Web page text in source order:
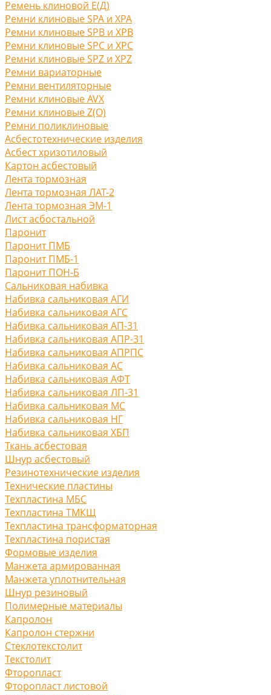
Ремень клиновой Е(Д)
Ремни клиновые SPA и XPA
Ремни клиновые SPB и XPB
Ремни клиновые SPC и XPC
Ремни клиновые SPZ и XPZ
Ремни вариаторные
Ремни вентиляторные
Ремни клиновые AVX
Ремни клиновые Z(O)
Ремни поликлиновые
Асбестотехнические изделия
Асбест хризотиловый
Картон асбестовый
Лента тормозная
Лента тормозная ЛАТ-2
Лента тормозная ЭМ-1
Лист асбостальной
Паронит
Паронит ПМБ
Паронит ПМБ-1
Паронит ПОН-Б
Сальниковая набивка
Набивка сальниковая АГИ
Набивка сальниковая АГС
Набивка сальниковая АП-31
Набивка сальниковая АПР-31
Набивка сальниковая АПРПС
Набивка сальниковая АС
Набивка сальниковая АФТ
Набивка сальниковая ЛП-31
Набивка сальниковая МС
Набивка сальниковая НГ
Набивка сальниковая ХБП
Ткань асбестовая
Шнур асбестовый
Резинотехнические изделия
Технические пластины
Техпластина МБС
Техпластина ТМКЩ
Техпластина трансформаторная
Техпластина пористая
Формовые изделия
Манжета армированная
Манжета уплотнительная
Шнур резиновый
Полимерные материалы
Капролон
Капролон стержни
Стеклотекстолит
Текстолит
Фторопласт
Фторопласт листовой